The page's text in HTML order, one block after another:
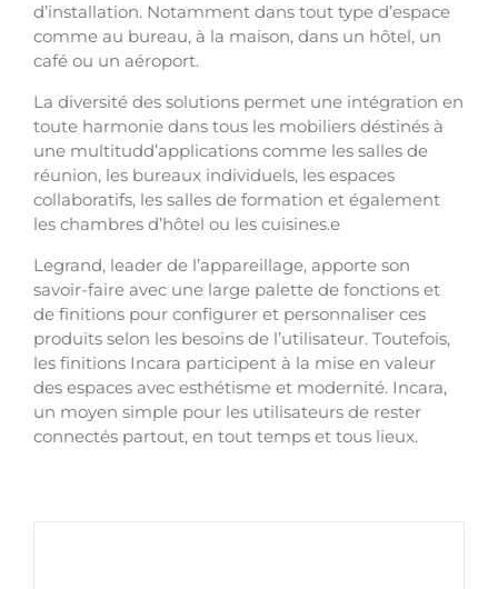
d’installation. Notamment dans tout type d’espace
comme au bureau, à la maison, dans un hôtel, un
café ou un aéroport.
La diversité des solutions permet une intégration en
toute harmonie dans tous les mobiliers déstinés à
une multitudd’applications comme les salles de
réunion, les bureaux individuels, les espaces
collaboratifs, les salles de formation et également
les chambres d’hôtel ou les cuisines.e
Legrand, leader de l’appareillage, apporte son
savoir-faire avec une large palette de fonctions et
de finitions pour configurer et personnaliser ces
produits selon les besoins de l’utilisateur. Toutefois,
les finitions Incara participent à la mise en valeur
des espaces avec esthétisme et modernité. Incara,
un moyen simple pour les utilisateurs de rester
connectés partout, en tout temps et tous lieux.